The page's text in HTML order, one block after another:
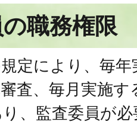
職務権限
定により、毎
査、毎月実施
、監査委員が